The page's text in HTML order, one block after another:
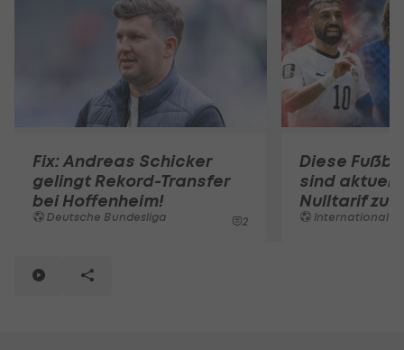
Fix: Andreas Schicker
gelingt Rekord-Transfer
bei Hoffenheim!
Deutsche Bundesliga 2
Diese
sind aktuell
Nulltarif zu
International